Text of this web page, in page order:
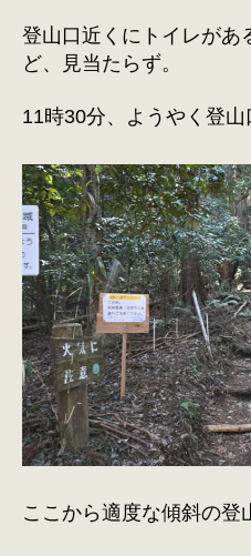
登山口近くにトイレがあ
ど、見当たらず。
11時30分、ようやく登山
ここから適度な傾斜の登